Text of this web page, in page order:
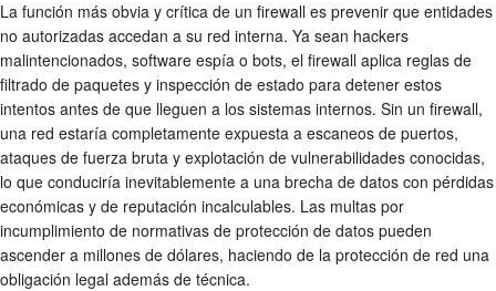
La función más obvia y crítica de un firewall es prevenir que entidades
no autorizadas accedan a su red interna. Ya sean hackers
malintencionados, software espía o bots, el firewall aplica reglas de
filtrado de paquetes y inspección de estado para detener estos
intentos antes de que lleguen a los sistemas internos. Sin un firewall,
una red estaría completamente expuesta a escaneos de puertos,
ataques de fuerza bruta y explotación de vulnerabilidades conocidas,
lo que conduciría inevitablemente a una brecha de datos con pérdidas
económicas y de reputación incalculables. Las multas por
incumplimiento de normativas de protección de datos pueden
ascender a millones de dólares, haciendo de la protección de red una
obligación legal además de técnica.